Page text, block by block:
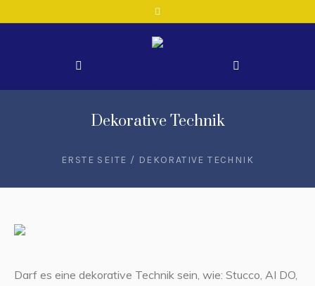
Dekorative Technik
ERSTE SEITE / DEKORATIVE TECHNIK
Darf es eine dekorative Technik sein, wie: Stucco, AI DO,